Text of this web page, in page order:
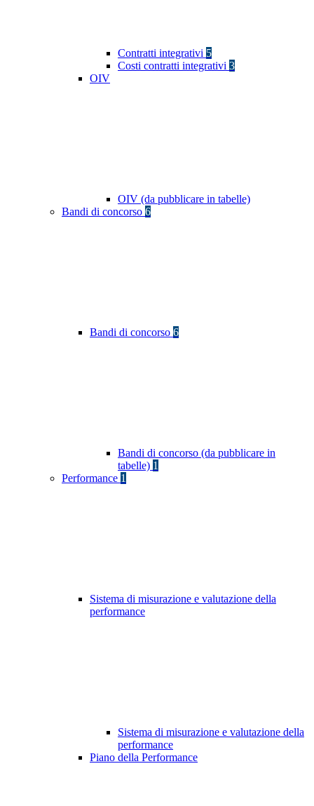
Contratti integrativi 5
Costi contratti integrativi 3
OIV
OIV (da pubblicare in tabelle)
Bandi di concorso 6
Bandi di concorso 6
Bandi di concorso (da pubblicare in
tabelle) 1
Performance 1
Sistema di misurazione e valutazione della
performance
Sistema di misurazione e valutazione della
performance
Piano della Performance